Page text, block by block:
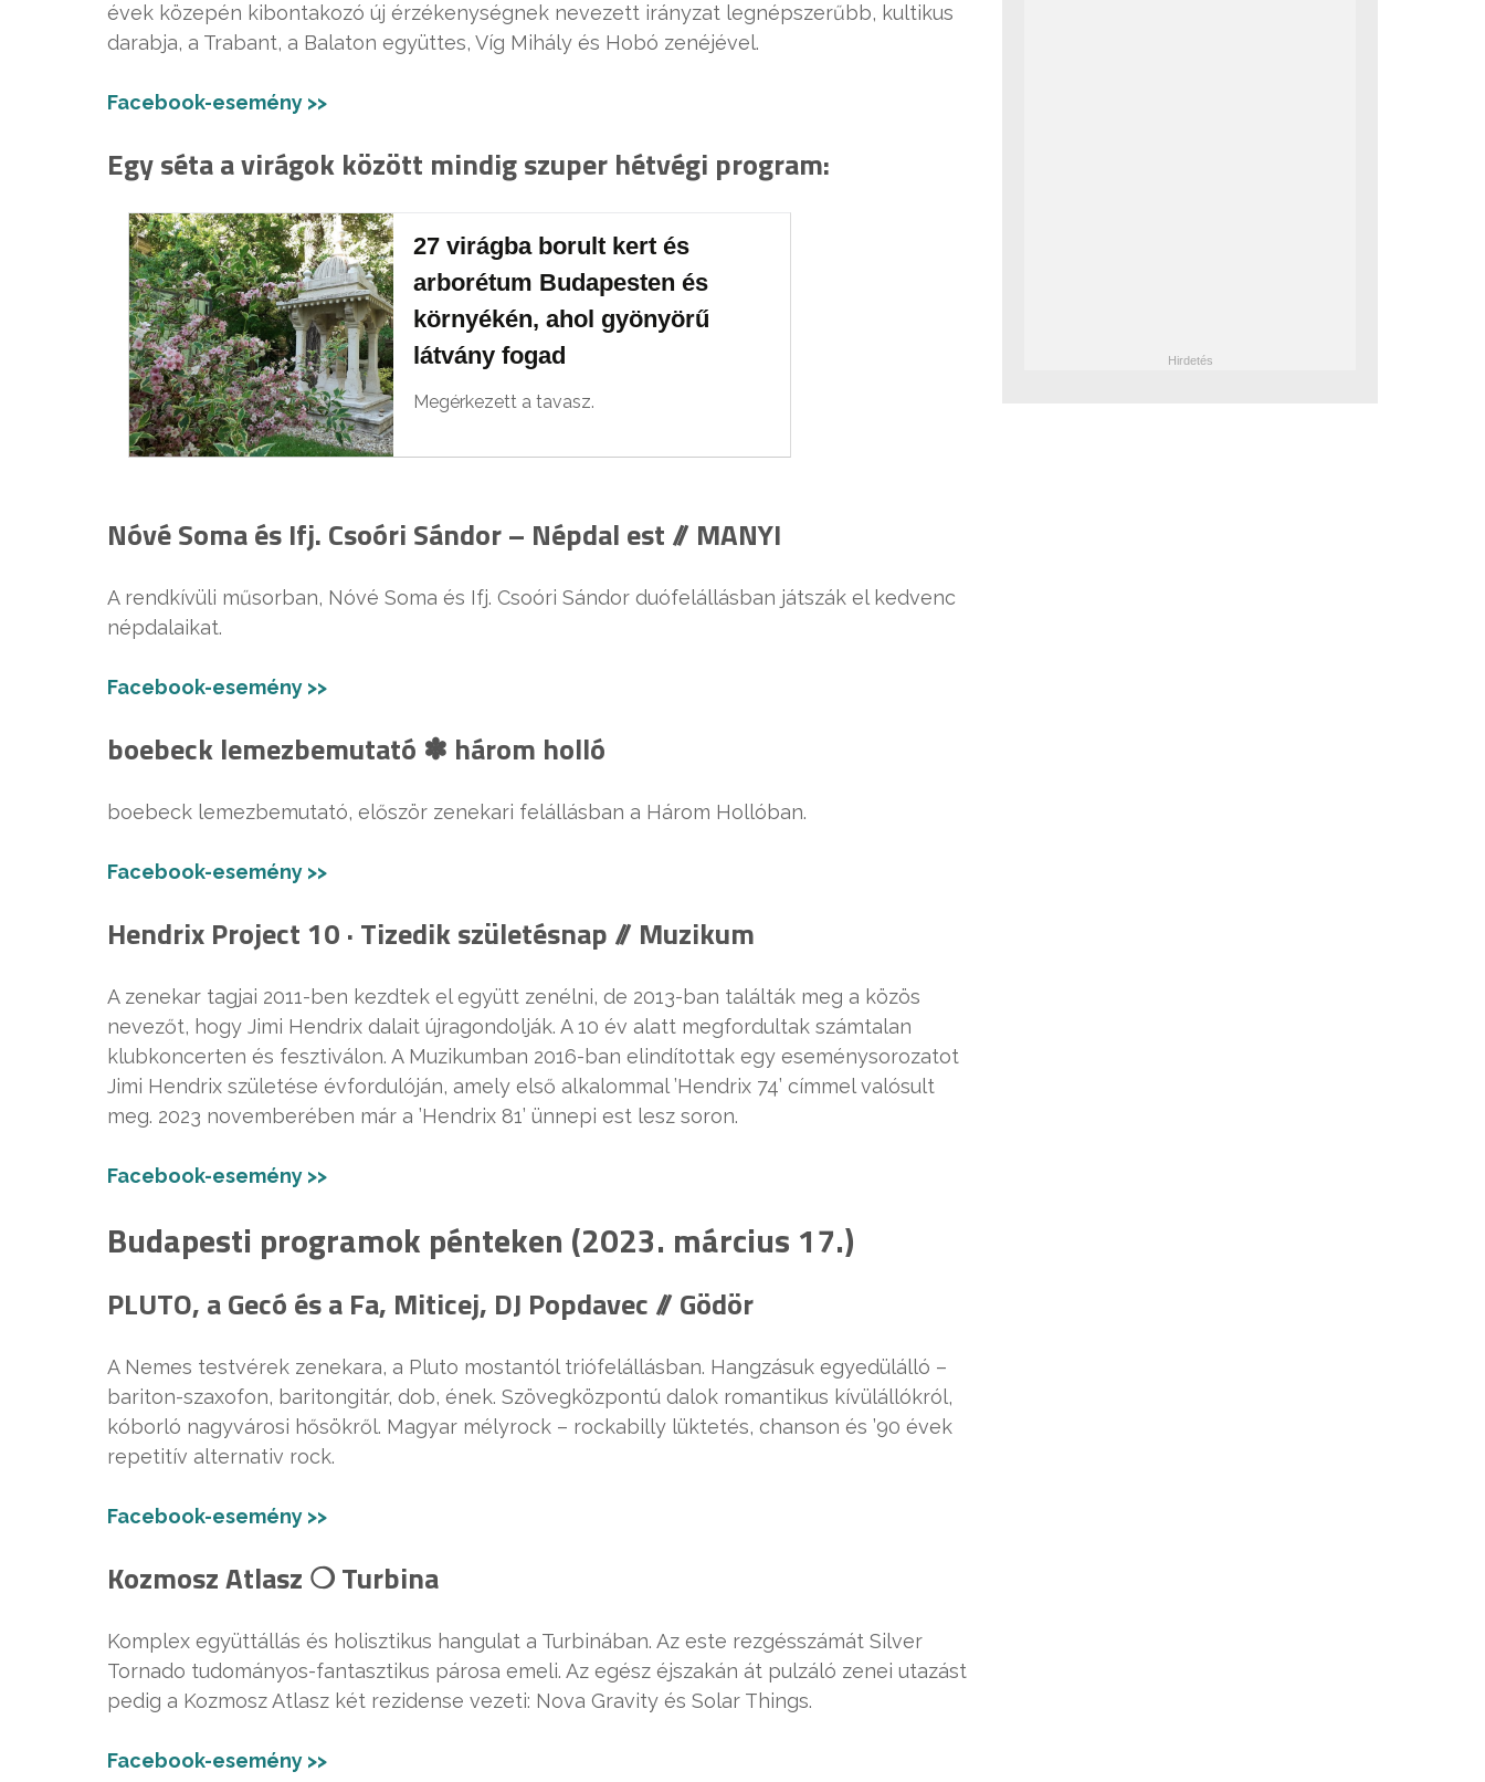
évek közepén kibontakozó új érzékenységnek nevezett irányzat legnépszerűbb, kultikus
darabja, a Trabant, a Balaton együttes, Víg Mihály és Hobó zenéjével.
Facebook-esemény >>
Egy séta a virágok között mindig szuper hétvégi program:
27 virágba borult kert és
arborétum Budapesten és
környékén, ahol gyönyörű
látvány fogad
Megérkezett a tavasz.
Nóvé Soma és Ifj. Csoóri Sándor – Népdal est // MANYI
A rendkívüli műsorban, Nóvé Soma és Ifj. Csoóri Sándor duófelállásban játszák el kedvenc
népdalaikat.
Facebook-esemény >>
boebeck lemezbemutató ✽ három holló
boebeck lemezbemutató, először zenekari felállásban a Három Hollóban.
Facebook-esemény >>
Hendrix Project 10 · Tizedik születésnap // Muzikum
A zenekar tagjai 2011-ben kezdtek el együtt zenélni, de 2013-ban találták meg a közös
nevezőt, hogy Jimi Hendrix dalait újragondolják. A 10 év alatt megfordultak számtalan
klubkoncerten és fesztiválon. A Muzikumban 2016-ban elindítottak egy eseménysorozatot
Jimi Hendrix születése évfordulóján, amely első alkalommal ’Hendrix 74’ címmel valósult
meg. 2023 novemberében már a ’Hendrix 81’ ünnepi est lesz soron.
Facebook-esemény >>
Budapesti programok pénteken (2023. március 17.)
PLUTO, a Gecó és a Fa, Miticej, DJ Popdavec // Gödör
A Nemes testvérek zenekara, a Pluto mostantól triófelállásban. Hangzásuk egyedülálló –
bariton-szaxofon, baritongitár, dob, ének. Szövegközpontú dalok romantikus kívülállókról,
kóborló nagyvárosi hősökről. Magyar mélyrock – rockabilly lüktetés, chanson és ’90 évek
repetitív alternativ rock.
Facebook-esemény >>
Kozmosz Atlasz ❍ Turbina
Komplex együttállás és holisztikus hangulat a Turbinában. Az este rezgésszámát Silver
Tornado tudományos-fantasztikus párosa emeli. Az egész éjszakán át pulzáló zenei utazást
pedig a Kozmosz Atlasz két rezidense vezeti: Nova Gravity és Solar Things.
Facebook-esemény >>